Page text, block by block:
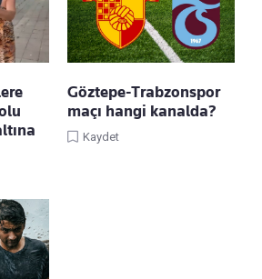
Göztepe-Trabzonspor
maçı hangi kanalda?
Kaydet